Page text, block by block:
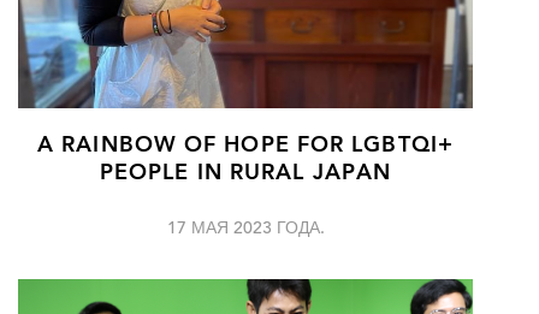
A RAINBOW OF HOPE FOR LGBTQI+
PEOPLE IN RURAL JAPAN
17 МАЯ 2023 ГОДА.